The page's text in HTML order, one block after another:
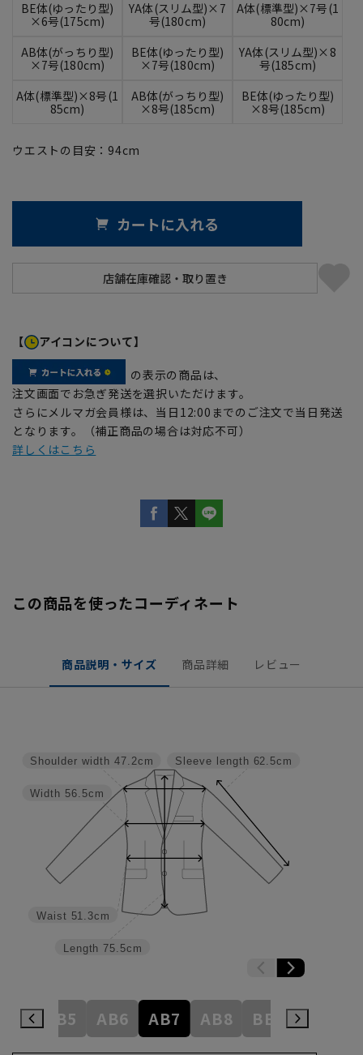
BE体(ゆったり型)
×6号(175cm)
YA体(スリム型)×7
号(180cm)
A体(標準型)×7号(1
80cm)
AB体(がっちり型)
×7号(180cm)
BE体(ゆったり型)
×7号(180cm)
YA体(スリム型)×8
号(185cm)
A体(標準型)×8号(1
85cm)
AB体(がっちり型)
×8号(185cm)
BE体(ゆったり型)
×8号(185cm)
ウエストの目安： 94cm
カートに入れる
【 アイコンについて】
の表示の商品は、
注文画面でお急ぎ発送を選択いただけます。
さらにメルマガ会員様は、当日12:00までのご注文で当日発送
となります。（補正商品の場合は対応不可）
詳しくはこちら
この商品を使ったコーディネート
商品説明・サイズ 商品詳細 レビュー
Sleeve length 62.5cm
Length 75.5cm
Waist 51.3cm
Width 56.5cm
Shoulder width 47.2cm
AB5 AB6 AB7 AB8 BE3 BE4